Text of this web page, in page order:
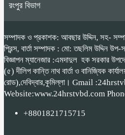
রংপুর বিভাগ
সম্পাদক ও প্রকাশক: আবছার উদ্দিন, সহ-
প্রিন্স, বার্তা সম্পাদক : মো: তছলিম উদ্দিন
বিজ্ঞাপন ম্যানেজার :এমদাদুল হক সরকার
(৫) দীলিপ কান্তি নাথ বার্তা ও বানিজ্যিক
রোড),দেবিদ্বার,কুমিল্লা। Gmail
Website:www.24hrstvbd.com
+8801821715715